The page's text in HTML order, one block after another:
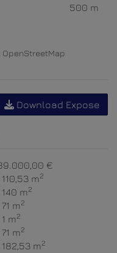
500 m
OpenStreetMap
Download Expose
€
m2
m2
m2
m2
m2
m2